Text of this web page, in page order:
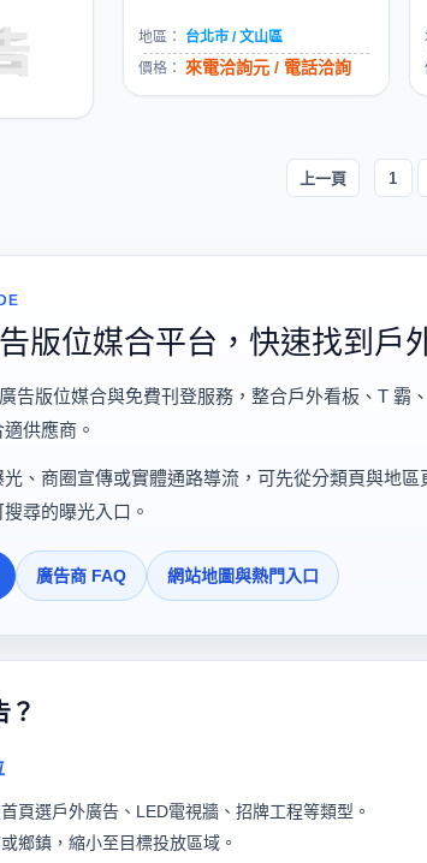
地區：
台北市 / 文山區
價格： 來電洽詢元 / 電話洽詢
上一頁 1
版位媒合平台，快速找到戶
告版位媒合與免費刊登服務，整合戶外看板、T
供應商。
、商圈宣傳或實體通路導流，可先從分類頁與地
尋的曝光入口。
廣告商 FAQ 網站地圖與熱門入口
？
首頁選戶外廣告、LED電視牆、招牌工程等類型。
或鄉鎮，縮小至目標投放區域。